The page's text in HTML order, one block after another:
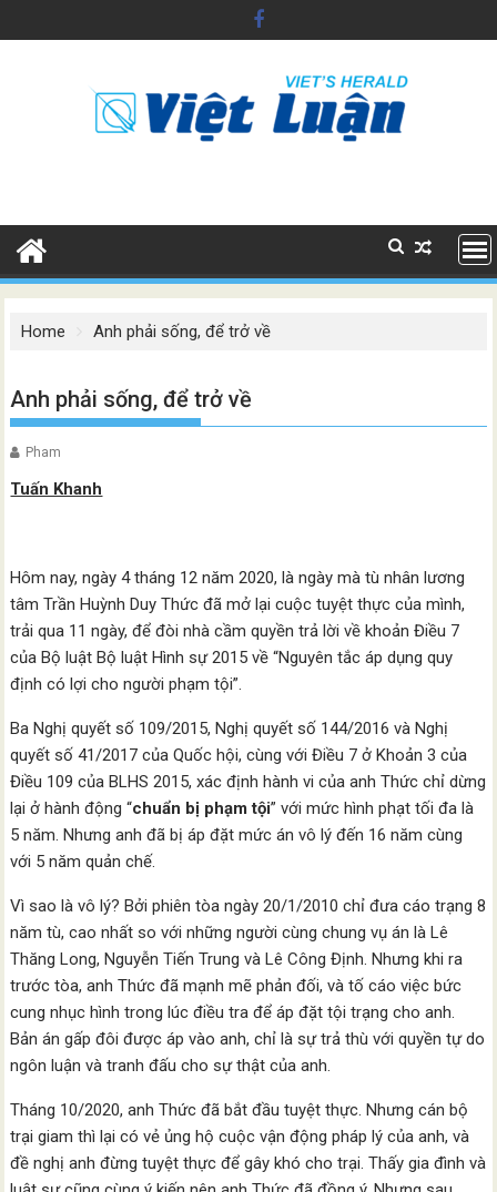
to
Home Anh phải sống, để trở về
Anh phải sống, để trở về
Pham
Tuấn Khanh
Hôm nay, ngày 4 tháng 12 năm 2020, là ngày mà tù nhân lương
tâm Trần Huỳnh Duy Thức đã mở lại cuộc tuyệt thực của mình,
trải qua 11 ngày, để đòi nhà cầm quyền trả lời về khoản Điều 7
của Bộ luật Bộ luật Hình sự 2015 về “Nguyên tắc áp dụng quy
định có lợi cho người phạm tội”.
Ba Nghị quyết số 109/2015, Nghị quyết số 144/2016 và Nghị
quyết số 41/2017 của Quốc hội, cùng với Điều 7 ở Khoản 3 của
Điều 109 của BLHS 2015, xác định hành vi của anh Thức chỉ dừng
lại ở hành động “chuẩn bị phạm tội” với mức hình phạt tối đa là
5 năm. Nhưng anh đã bị áp đặt mức án vô lý đến 16 năm cùng
với 5 năm quản chế.
Vì sao là vô lý? Bởi phiên tòa ngày 20/1/2010 chỉ đưa cáo trạng 8
năm tù, cao nhất so với những người cùng chung vụ án là Lê
Thăng Long, Nguyễn Tiến Trung và Lê Công Định. Nhưng khi ra
trước tòa, anh Thức đã mạnh mẽ phản đối, và tố cáo việc bức
cung nhục hình trong lúc điều tra để áp đặt tội trạng cho anh.
Bản án gấp đôi được áp vào anh, chỉ là sự trả thù với quyền tự do
ngôn luận và tranh đấu cho sự thật của anh.
Tháng 10/2020, anh Thức đã bắt đầu tuyệt thực. Nhưng cán bộ
trại giam thì lại có vẻ ủng hộ cuộc vận động pháp lý của anh, và
đề nghị anh đừng tuyệt thực để gây khó cho trại. Thấy gia đình và